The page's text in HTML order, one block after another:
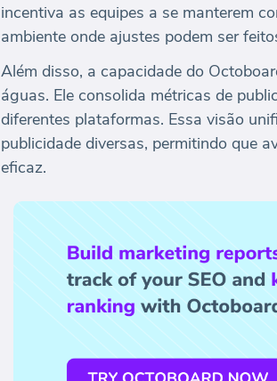
incentiva as equipes a se manterem
ambiente onde ajustes podem ser
Além disso, a capacidade do
águas. Ele consolida métricas de
diferentes plataformas. Essa visão
publicidade diversas, permitindo que
eficaz.